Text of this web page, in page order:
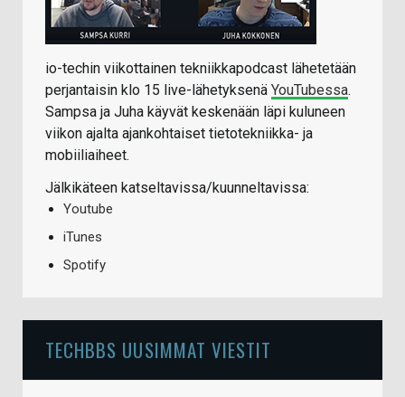
io-techin viikottainen tekniikkapodcast lähetetään
perjantaisin klo 15 live-lähetyksenä YouTubessa.
Sampsa ja Juha käyvät keskenään läpi kuluneen
viikon ajalta ajankohtaiset tietotekniikka- ja
mobiiliaiheet.
Jälkikäteen katseltavissa/kuunneltavissa:
Youtube
iTunes
Spotify
TECHBBS UUSIMMAT VIESTIT